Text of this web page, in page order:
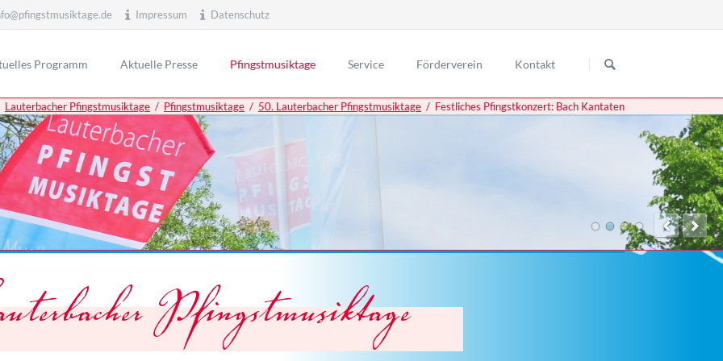
Impressum Datenschutz
überspringen
Programm Aktuelle Presse Pfingstmusiktage
52. Lauterbacher Pfingstmusiktage
Presse
49. Lauterbacher Pfingstmusiktage
47. Lauterbacher Pfingstmusiktage
46. Lauterbacher Pfingstmusiktage
45. Lauterbacher Pfingstmusiktage
Service
Veranstaltungsorte
Förderverein Kontakt
Lauterbacher Pfingstmusiktage Pfingstmusiktage 50. Lauterbacher Pfingstmusiktage Festliches Pfingstkonzert: Bach Kantaten